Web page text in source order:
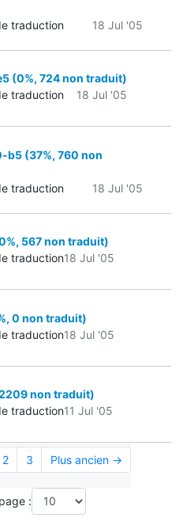
traduction
18 Jul '05
(0%, 724 non traduit)
traduction
18 Jul '05
(37%, 760 non
traduction
18 Jul '05
567 non traduit)
traduction18 Jul '05
0 non traduit)
traduction18 Jul '05
non traduit)
traduction11 Jul '05
2 3 Plus ancien →
: